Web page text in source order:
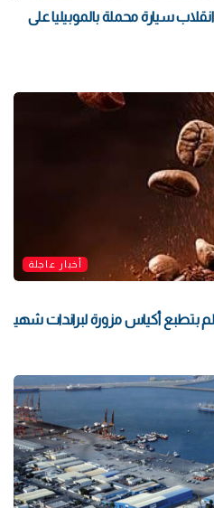
سيارة محملة بالموبيليا على
أخبار عاجلة
بتطبع أكياس مزورة لبراندات شهيرة